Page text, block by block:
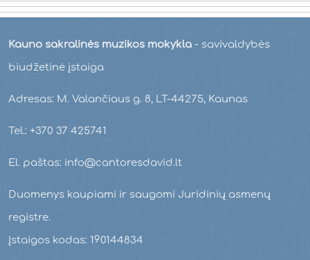
Kauno sakralinės muzikos mokykla - savivaldybės
biudžetinė įstaiga
Adresas: M. Valančiaus g. 8, LT-44275, Kaunas
Tel.: +370 37 425741
El. paštas: info@cantoresdavid.lt
Duomenys kaupiami ir saugomi Juridinių asmenų
registre.
Įstaigos kodas: 190144834